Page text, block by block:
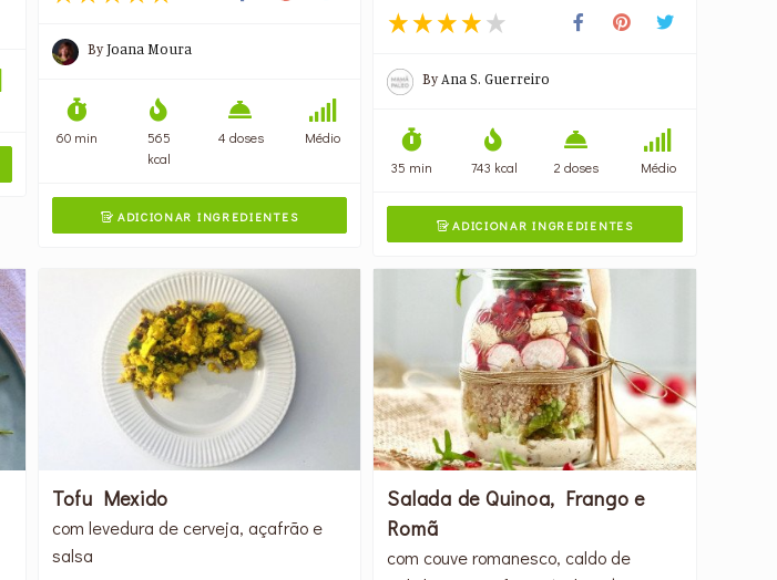
ByJoana Moura
60 min
565
kcal
4 doses Médio
 ADICIONAR INGREDIENTES
ByAna S. Guerreiro
35 min 743 kcal 2 doses Médio
ADICIONAR INGREDIENTES
Tofu Mexido
com levedura de cerveja, açafrão e
salsa
Salada de Quinoa, Frango e
Romã
com couve romanesco, caldo de